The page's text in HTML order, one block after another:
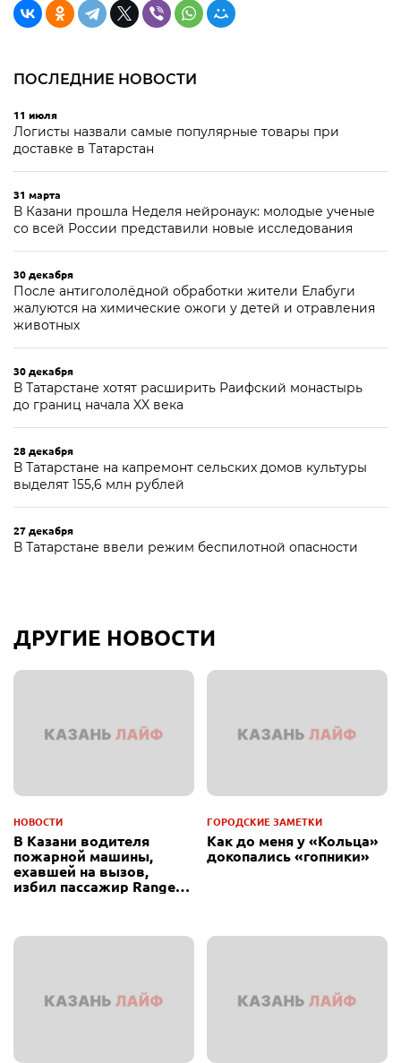
ПОСЛЕДНИЕ НОВОСТИ
11 июля
Логисты назвали самые популярные товары при
доставке в Татарстан
31 марта
В Казани прошла Неделя нейронаук: молодые ученые
со всей России представили новые исследования
30 декабря
После антигололёдной обработки жители Елабуги
жалуются на химические ожоги у детей и отравления
животных
30 декабря
В Татарстане хотят расширить Раифский монастырь
до границ начала XX века
28 декабря
В Татарстане на капремонт сельских домов культуры
выделят 155,6 млн рублей
27 декабря
В Татарстане ввели режим беспилотной опасности
ДРУГИЕ НОВОСТИ
НОВОСТИ
В Казани водителя
пожарной машины,
ехавшей на вызов,
избил пассажир Range
ГОРОДСКИЕ ЗАМЕТКИ
Как до меня у «Кольца»
докопались «гопники»